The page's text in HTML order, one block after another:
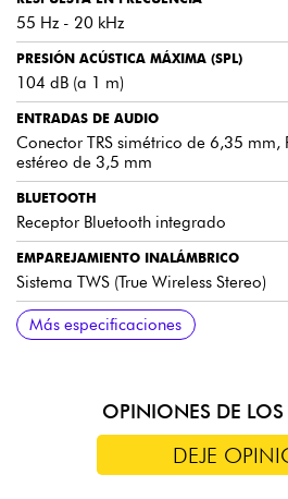
55 Hz - 20 kHz
PRESIÓN ACÚSTICA MÁXIMA (SPL)
104 dB (a 1 m)
ENTRADAS DE AUDIO
Conector TRS simétrico de 6,35 mm,
estéreo de 3,5 mm
BLUETOOTH
Receptor Bluetooth integrado
EMPAREJAMIENTO INALÁMBRICO
Sistema TWS (True Wireless Stereo)
SALIDAS
Salida de altavoz (altavoz activo)
AJUSTES
Corrección de graves y agudos ±6 dB
CONTROLES
Botón de encendido/apagado y
ACCESORIOS INCLUIDOS
2 cables de conexión y cable de
DIMENSIONES (POR ALTAVOZ)
261 x 178 x 200 mm
PESO
13,9 kg (conjunto)
Más especificaciones
OPINIONES DE LOS
DEJE